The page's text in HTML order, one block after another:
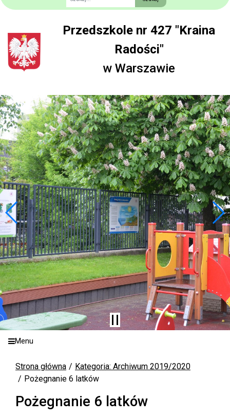
Przedszkole nr 427 "Kraina
Radości"
w Warszawie
Menu
Strona główna
Kategoria: Archiwum 2019/2020
Pożegnanie 6 latków
Pożegnanie 6 latków